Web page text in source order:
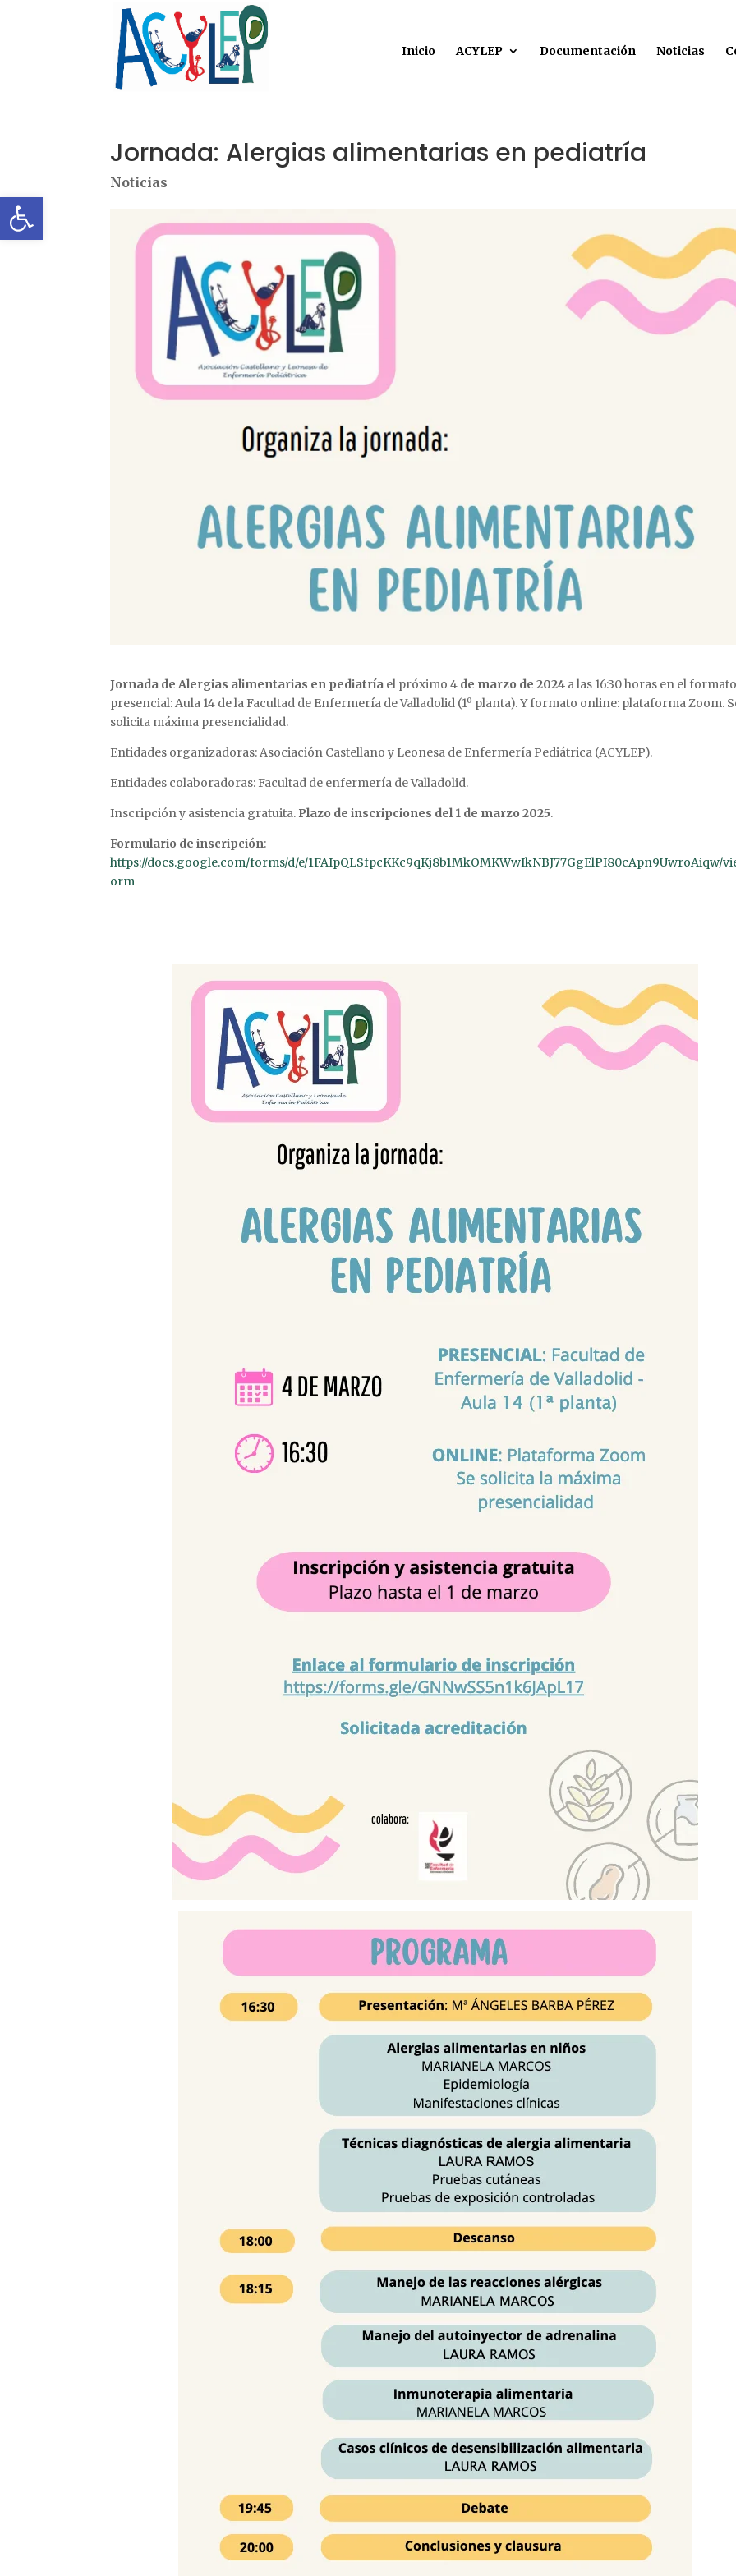
Abrir barra de herramientas
Inicio ACYLEP Documentación Noticias
Jornada: Alergias alimentarias en pediatría
Noticias
Jornada de Alergias alimentarias en pediatría el próximo 4 de marzo de 2024 a las 16:30 horas en el
presencial: Aula 14 de la Facultad de Enfermería de Valladolid (1º planta). Y formato online: plataforma Zoom.
solicita máxima presencialidad.
Entidades organizadoras: Asociación Castellano y Leonesa de Enfermería Pediátrica (ACYLEP).
Entidades colaboradoras: Facultad de enfermería de Valladolid.
Inscripción y asistencia gratuita. Plazo de inscripciones del 1 de marzo 2025.
Formulario de inscripción:
https://docs.google.com/forms/d/e/1FAIpQLSfpcKKc9qKj8b1MkOMKWwIkNBJ77GgElPI80cApn9UwroAiqw/
orm